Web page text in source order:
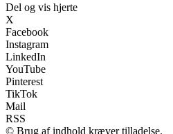
Del og vis hjerte
X
Facebook
Instagram
LinkedIn
YouTube
Pinterest
TikTok
Mail
RSS
© Brug af indhold kræver tilladelse.